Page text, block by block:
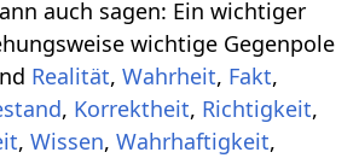
auch sagen: Ein wichtiger
wichtige Gegenpole
Realität,Wahrheit, Fakt,
, Korrektheit, Richtigkeit,
,Wissen,Wahrhaftigkeit,